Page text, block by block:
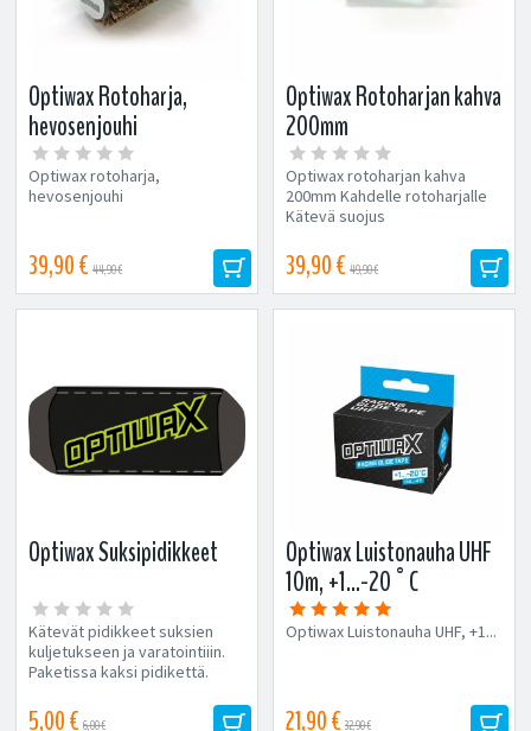
Optiwax Rotoharja,
hevosenjouhi
Optiwax rotoharja,
hevosenjouhi
39,90 € 44,90 €
Optiwax Rotoharjan kahva
200mm
Optiwax rotoharjan kahva
200mm Kahdelle rotoharjalle
Kätevä suojus
39,90 € 49,90 €
Optiwax Suksipidikkeet
Kätevät pidikkeet suksien
kuljetukseen ja varatointiiin.
Paketissa kaksi pidikettä.
5,00 € 6,00 €
Optiwax Luistonauha UHF
10m, +1...-20°C
Optiwax Luistonauha UHF, +1...
21,90 € 32,90 €